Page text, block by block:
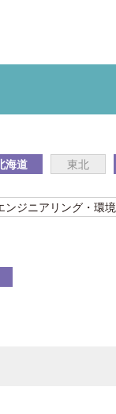
海道 東北
ンジニアリング・環境